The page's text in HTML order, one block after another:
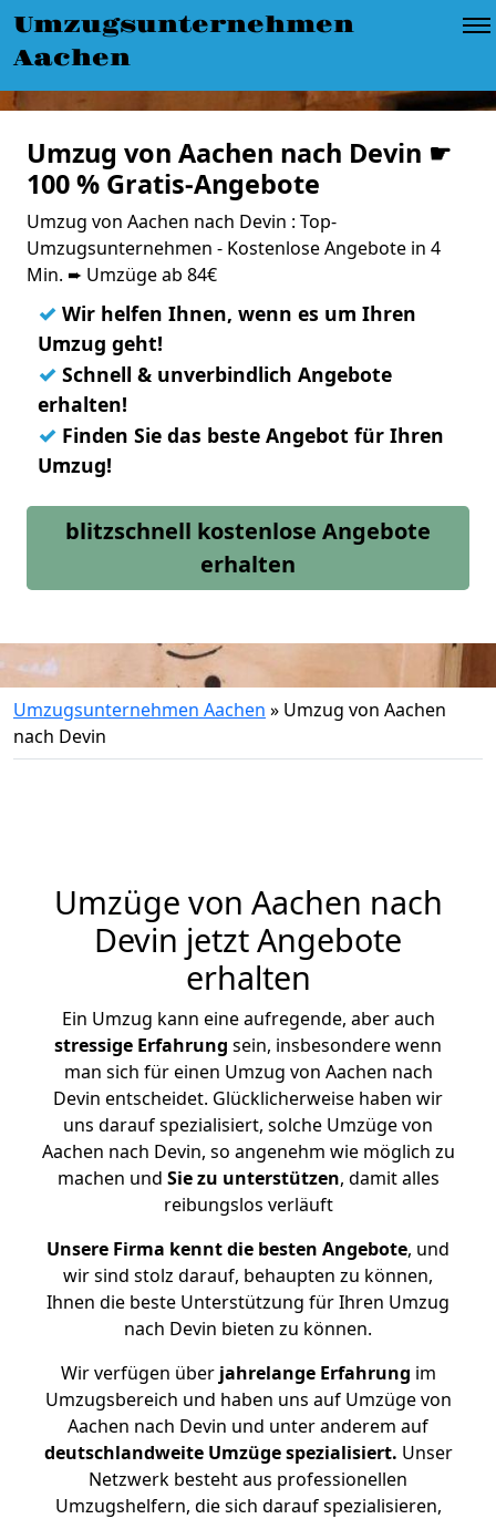
Umzugsunternehmen
Aachen
Umzug von Aachen nach Devin ☛
100 % Gratis-Angebote
Umzug von Aachen nach Devin : Top-
Umzugsunternehmen - Kostenlose Angebote in 4
Min. ➨ Umzüge ab 84€
✓ Wir helfen Ihnen, wenn es um Ihren
Umzug geht!
✓ Schnell & unverbindlich Angebote
erhalten!
✓ Finden Sie das beste Angebot für Ihren
Umzug!
blitzschnell kostenlose Angebote
erhalten
Umzugsunternehmen Aachen » Umzug von Aachen
nach Devin
Umzüge von Aachen nach
Devin jetzt Angebote
erhalten
Ein Umzug kann eine aufregende, aber auch
stressige Erfahrung sein, insbesondere wenn
man sich für einen Umzug von Aachen nach
Devin entscheidet. Glücklicherweise haben wir
uns darauf spezialisiert, solche Umzüge von
Aachen nach Devin, so angenehm wie möglich zu
machen und Sie zu unterstützen, damit alles
reibungslos verläuft
Unsere Firma kennt die besten Angebote, und
wir sind stolz darauf, behaupten zu können,
Ihnen die beste Unterstützung für Ihren Umzug
nach Devin bieten zu können.
Wir verfügen überjahrelange Erfahrung im
Umzugsbereich und haben uns auf Umzüge von
Aachen nach Devin und unter anderem auf
deutschlandweite Umzüge spezialisiert. Unser
Netzwerk besteht aus professionellen
Umzugshelfern, die sich darauf spezialisieren,